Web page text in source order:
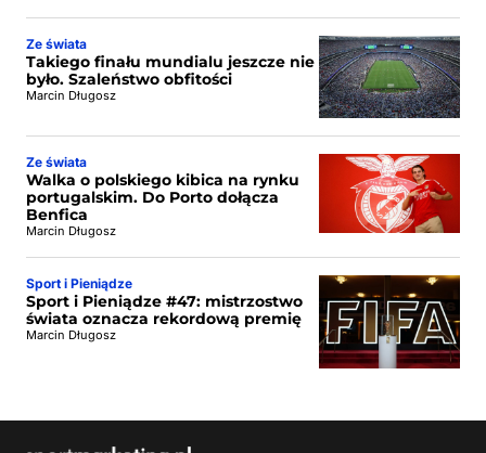
Ze świata
Takiego finału mundialu jeszcze nie
było. Szaleństwo obfitości
Marcin Długosz
Ze świata
Walka o polskiego kibica na rynku
portugalskim. Do Porto dołącza
Benfica
Marcin Długosz
Sport i Pieniądze
Sport i Pieniądze #47: mistrzostwo
świata oznacza rekordową premię
Marcin Długosz